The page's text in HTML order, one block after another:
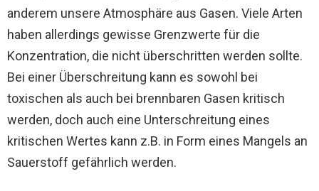
anderem unsere Atmosphäre aus Gasen. Viele Arten
haben allerdings gewisse Grenzwerte für die
Konzentration, die nicht überschritten werden sollte.
Bei einer Überschreitung kann es sowohl bei
toxischen als auch bei brennbaren Gasen kritisch
werden, doch auch eine Unterschreitung eines
kritischen Wertes kann z.B. in Form eines Mangels an
Sauerstoff gefährlich werden.